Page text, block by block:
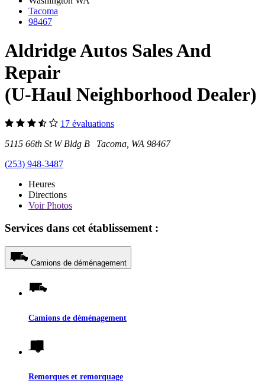
Tacoma
98467
Aldridge Autos Sales And
Repair
(U-Haul Neighborhood Dealer)
17 évaluations
5115 66th St W Bldg B Tacoma, WA 98467
(253) 948-3487
Heures
Directions
VoirPhotos
Services dans cet établissement :
Camions de déménagement
Camions de déménagement
Remorques et remorquage